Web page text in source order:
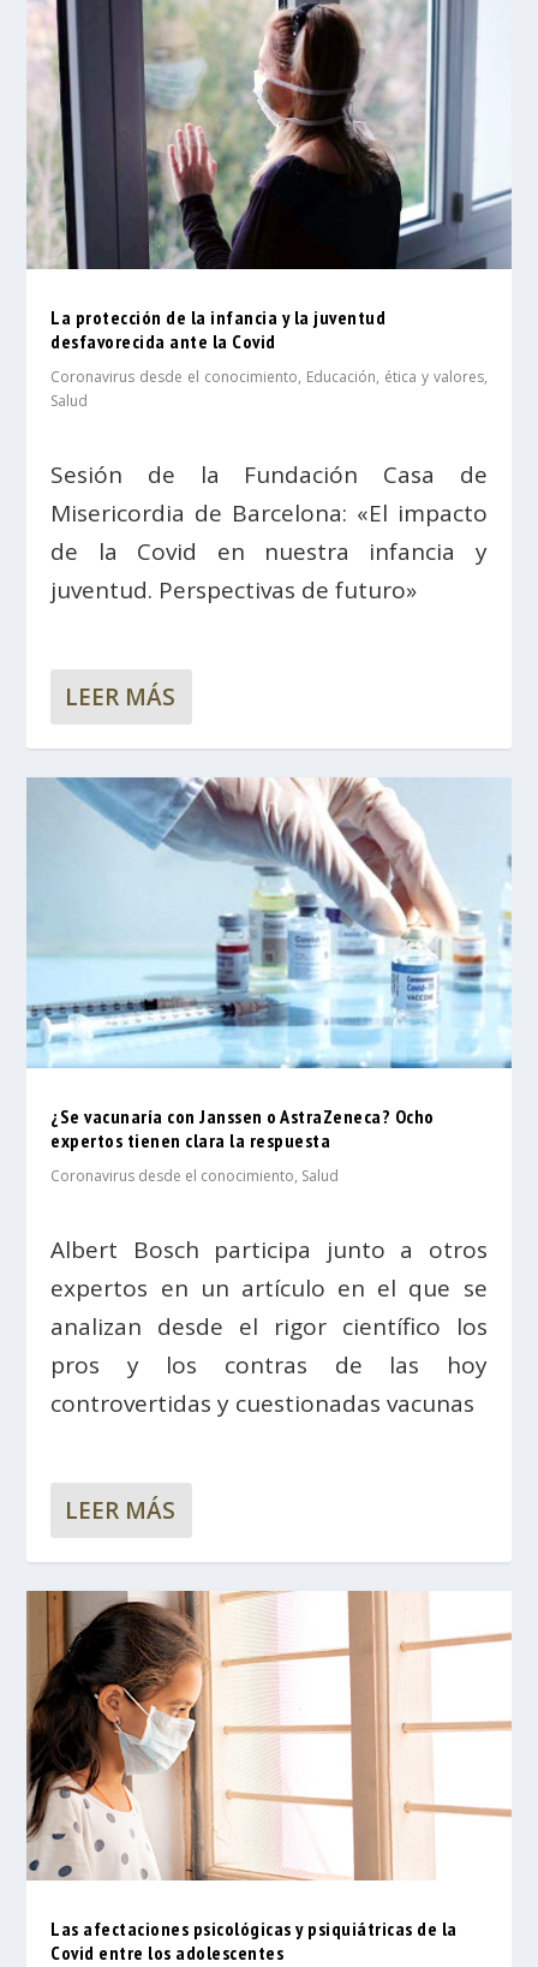
La protección de la infancia y la juventud
desfavorecida ante la Covid
Coronavirus desde el conocimiento, Educación, ética y valores,
Salud
Sesión de la Fundación Casa de
Misericordia de Barcelona: «El impacto
de la Covid en nuestra infancia y
juventud. Perspectivas de futuro»
LEER MÁS
¿Se vacunaría con Janssen o AstraZeneca? Ocho
expertos tienen clara la respuesta
Coronavirus desde el conocimiento, Salud
Albert Bosch participa junto a otros
expertos en un artículo en el que se
analizan desde el rigor científico los
pros y los contras de las hoy
controvertidas y cuestionadas vacunas
LEER MÁS
Las afectaciones psicológicas y psiquiátricas de la
Covid entre los adolescentes